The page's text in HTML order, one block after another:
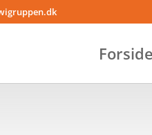
Forside